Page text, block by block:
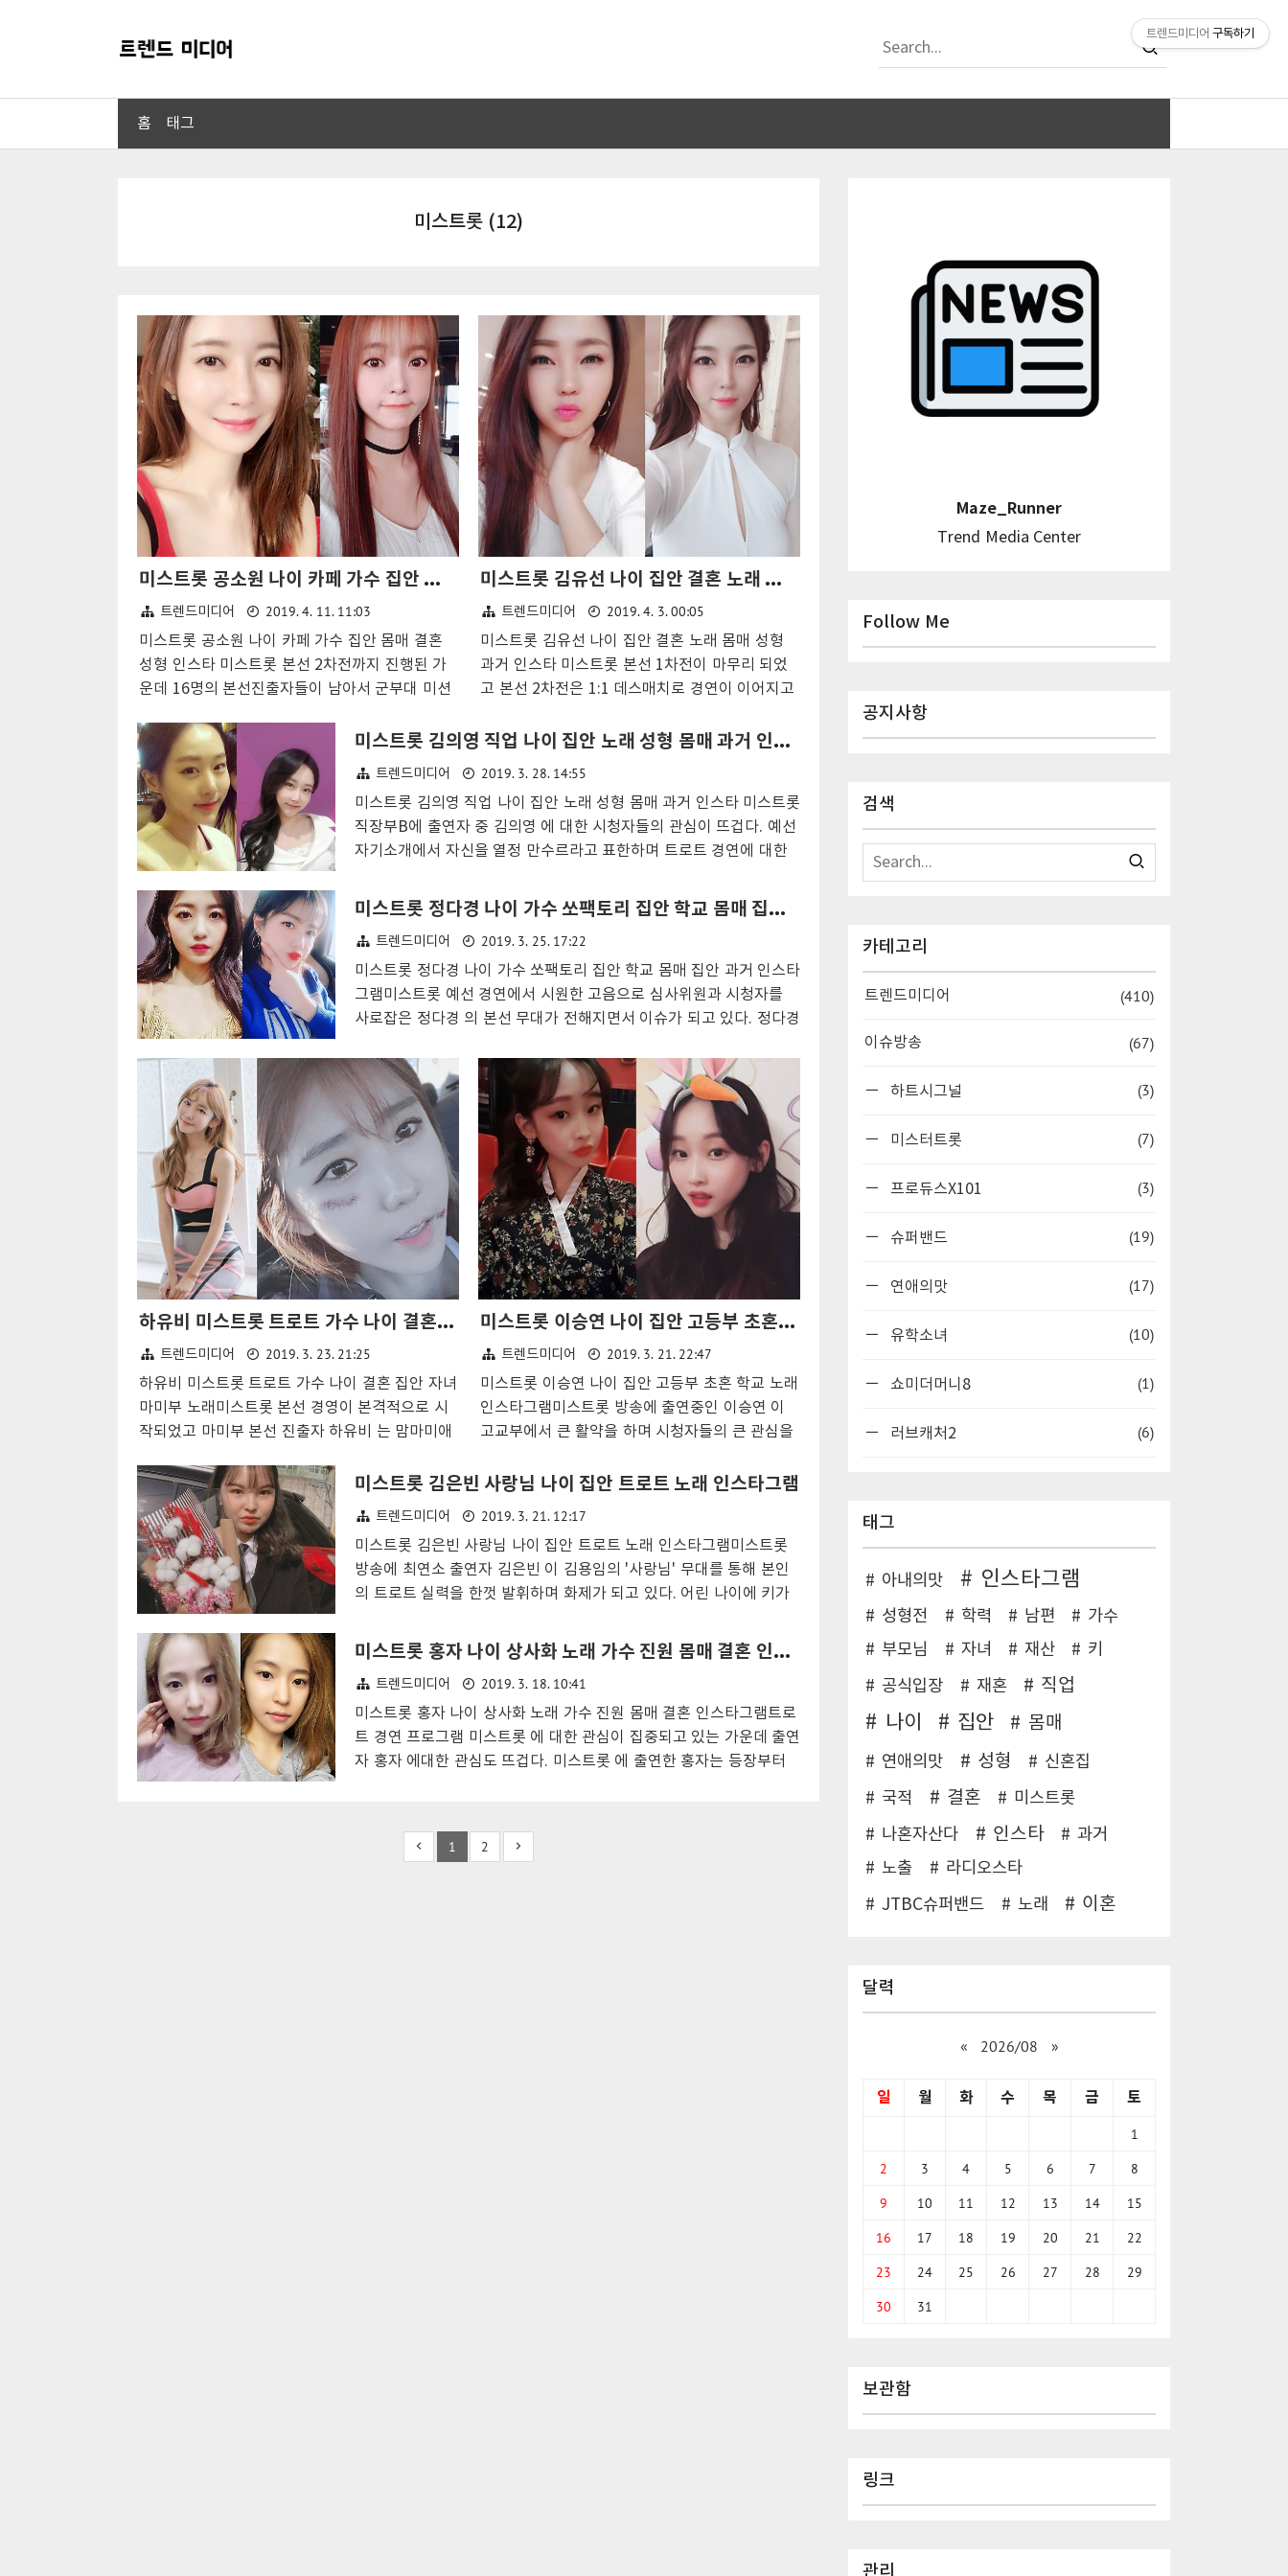
홈 태그
미스트롯 (12)
미스트롯 공소원 나이 카페 가수 집안 몸매 결혼 성형 노래 인스타
트렌드미디어 2019. 4. 11. 11:03
미스트롯 공소원 나이 카페 가수 집안 몸매 결혼
성형 인스타 미스트롯 본선 2차전까지 진행된 가
운데 16명의 본선진출자들이 남아서 군부대 미션
고 있다. 미스트롯 직장부로 참가한 공소원은 라이
브카페 사장으로 본인의 직업을 공개하였으며 명
품 롱다리와 앵두입술로 자기소개를 하였다. 공소
원 카페 위치는 충청남도 홍성에 있다고 알려졌으
며 과거 너목보 4기 출연자로 가수 린편 방송에서
얼굴을 알리며 화제가 된 기록이 남아있다. 미스트
거 공소원 나이 는 1985년생으로 올해 35세가 되
었으며 2010년 싱글 앨범을 통해 발라드 가수로
데뷔하였다. 이후 두 장의 정규앨범 외에 많은 앨
범으로 활동을 이어오다 지난해 트로트 가..
미스트롯 김유선 나이 집안 결혼 노래 몸매 성형 과거 인스타
트렌드미디어 2019. 4. 3. 00:05
미스트롯 김유선 나이 집안 결혼 노래 몸매 성형
과거 인스타 미스트롯 본선 1차전이 마무리 되었
고 본선 2차전은 1:1 데스매치로 경연이 이어지고
이 끊이지 않고 있어요. 김유선 은 미스트롯 경연
장하였다. 김유선 직업은 현직 유치원 교사로 본인
의 직업 을 공개하였으며 출연 소식을 집안 에 알
리자 가족들의 반대가 있었다고 한다. 하지만 산후
에 도전하고자 출연을 결심하게 되었다고 알렸자.
래 '뒤늦은 후회'로 호소력 충만한..
미스트롯 김의영 직업 나이 집안 노래 성형 몸매 과거 인스타그램
트렌드미디어 2019. 3. 28. 14:55
미스트롯 김의영 직업 나이 집안 노래 성형 몸매 과거 인스타 미스트롯
직장부B에 출연자 중 김의영 에 대한 시청자들의 관심이 뜨겁다. 예선
자기소개에서 자신을 열정 만수르라고 표한하며 트로트 경연에 대한
노래를 선곡한 김의영 을 걱정하는 모습을 보였으나 예선 무대에서 한
소절만에 6하트를 기록하였고, 극찬이 이어지며 올하트로 합격하였다.
김의영은 무대에 앞서 직업 을 떡볶이집 알바라고 밝혔으며 죠스떡볶
이 가게 안에서 노래하는 모습도 공개되었다. 이어 미스트롯에 집중하
기 위해 직업 을 그만두고 방송에 참여하게 되었다고 한다. 미스트롯
김의영 나이 직업 집안 학교 과거 성형 몸매 노래 직장부 떡볶이집 알
미스트롯 정다경 나이 가수 쏘팩토리 집안 학교 몸매 집안 과거 인스타그램
트렌드미디어 2019. 3. 25. 17:22
미스트롯 정다경 나이 가수 쏘팩토리 집안 학교 몸매 집안 과거 인스타
그램미스트롯 예선 경연에서 시원한 고음으로 심사위원과 시청자를
사로잡은 정다경 의 본선 무대가 전해지면서 이슈가 되고 있다. 정다경
은 꿈을 공개하였다. 무용을 할 때의 모습과는 정 반대의 무대로 '당신
이 좋아' 노래를 선보였다.대학부 정다경 은 본선 무대에서 '민지대 트
로트학과 19학번' 에 소속되어 리더 유민지 와 강승연, 이소윤, 강예슬
과 함께 팀을 구성하여 본선연습을 진행하였다.정다경 미스트롯 나이
가수 집안 몸매 인스타 학교미스트롯 본선 에서 대학부 민지대 트로트
학과 19학번 팀은 각자 개성을 살린 무대를 구성하며 심사위원을 사로
잡았으나 탈락자 후보에 들게되었다...
하유비 미스트롯 트로트 가수 나이 결혼 집안 자녀 마미부 노래
트렌드미디어 2019. 3. 23. 21:25
하유비 미스트롯 트로트 가수 나이 결혼 집안 자녀
마미부 노래미스트롯 본선 경영이 본격적으로 시
작되었고 마미부 본선 진출자 하유비 는 맘마미애
미애 는 사전게임을 통해 세미 트로트 장르에 도전
하게 되었으며 리더 정미애 를 비롯하여 안소미,
하유비, 김유선 이 함께 화끈한 무대를 만들어갔
다.하유비 는 셀프캠을 통해 집안 에서 매일같이
연습하는 모습을 공개하였으며 집안 에서도 노력
하는 맘마미애 팀원의 무대의 진정성이 느껴지게
미스트롯 본선에서 하유비 팀 맘마미애는 가수 우
연이의 '우연히' 노래 와 함께 댄스 무대를 선보이
며 부담을 느꼇던 참가자들 모습과 상반된 실력을
공개하였다. 과거 무대에서 하유비는 백업 댄서..
미스트롯 이승연 나이 집안 고등부 초혼 학교 노래 인스타그램
트렌드미디어 2019. 3. 21. 22:47
미스트롯 이승연 나이 집안 고등부 초혼 학교 노래
인스타그램미스트롯 방송에 출연중인 이승연 이
고교부에서 큰 활약을 하며 시청자들의 큰 관심을
은 TV조선을 통해 기획된 예능 프로그램으로
롯하여 대학생부 현역부 등 다양한 연령층이 참가
하여 트로트 여왕이 되기 위한 경연을 펼치고 있
다.미스트롯 이승연 나이 집안 인스타 히든싱어미
'초혼' 을 열창하며 가창력과 특유의 음색을 선보
얻게 되었다. 본선 무대로 오디션이 진행되면서 이
승..
미스트롯 김은빈 사랑님 나이 집안 트로트 노래 인스타그램
트렌드미디어 2019. 3. 21. 12:17
미스트롯 김은빈 사랑님 나이 집안 트로트 노래 인스타그램미스트롯
방송에 최연소 출연자 김은빈 이 김용임의 '사랑님' 무대를 통해 본인
의 트로트 실력을 한껏 발휘하며 화제가 되고 있다. 어린 나이에 키가
당당한 모습을 보였다. 심사위원들의 귀여움 속에 떨리는 목소리로 자
기소개를 하며 긴장한 기색이 여력하였다.무대에서 전주가 시작되자
김은빈은 바로 돌변하며 자신있는 모습으로 무대를 시작하여 반전 매
력을 발산하였다.미스트롯 김은빈 나이 노래 집안 인스타그램미스트
롯 방송에서 화려한 무대매너와 가창력으로 심사위원을 사로잡은 김
은빈 은 올하트를 받으며 본선에 진출하게 되며 본선무대에서 계속 무
미스트롯 홍자 나이 상사화 노래 가수 진원 몸매 결혼 인스타그램
트렌드미디어 2019. 3. 18. 10:41
미스트롯 홍자 나이 상사화 노래 가수 진원 몸매 결혼 인스타그램트로
트 경연 프로그램 미스트롯 에 대한 관심이 집중되고 있는 가운데 출연
자 홍자 에대한 관심도 뜨겁다. 미스트롯 에 출연한 홍자는 등장부터
목소리로 우승후보 중 하나로 꼽히며 뜨거운 눈물을 흘렸다.홍자 미스
트롯 트로트 가수 상사화 나이 결혼 집안자신을 곰탕 같은 목소리라고
1 2
Maze_Runner
Trend Media Center
Follow Me
공지사항
검색
카테고리
트렌드미디어 (410)
이슈방송 (67)
하트시그널 (3)
미스터트롯 (7)
프로듀스X101 (3)
슈퍼밴드 (19)
연애의맛 (17)
유학소녀 (10)
쇼미더머니8 (1)
러브캐처2 (6)
태그
아내의맛 인스타그램
성형전 학력 남편
가수
부모님
자녀 재산
키
공식입장
재혼 직업
나이 집안 몸매
연애의맛 성형
신혼집
국적
결혼
미스트롯
나혼자산다
인스타
과거
노출
라디오스타
JTBC슈퍼밴드
노래 이혼
달력
« 2026/08 »
일 월 화 수 목 금 토
1
2
3 4 5 6 7
8
9
10 11 12 13 14
15
16
17 18 19 20 21
22
23
24 25 26 27 28
29
30
31
보관함
링크
관리
트렌드미디어 구독하기